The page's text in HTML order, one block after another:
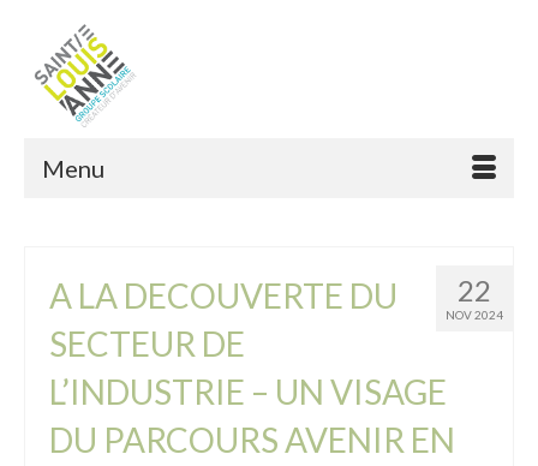
Menu
22
NOV 2024
A LA DECOUVERTE DU
SECTEUR DE
L’INDUSTRIE – UN VISAGE
DU PARCOURS AVENIR EN